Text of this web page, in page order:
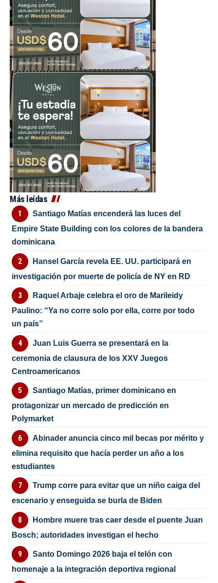
Más leídas
Santiago Matías encenderá las luces del
Empire State Building con los colores de la bandera
dominicana
Hansel García revela EE. UU. participará en
investigación por muerte de policía de NY en RD
Raquel Arbaje celebra el oro de Marileidy
Paulino: “Ya no corre solo por ella, corre por todo
un país”
Juan Luis Guerra se presentará en la
ceremonia de clausura de los XXV Juegos
Centroamericanos
Santiago Matías, primer dominicano en
protagonizar un mercado de predicción en
Polymarket
Abinader anuncia cinco mil becas por mérito y
elimina requisito que hacía perder un año a los
estudiantes
Trump corre para evitar que un niño caiga del
escenario y enseguida se burla de Biden
Hombre muere tras caer desde el puente Juan
Bosch; autoridades investigan el hecho
Santo Domingo 2026 baja el telón con
homenaje a la integración deportiva regional